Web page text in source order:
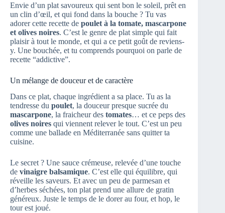
Envie d’un plat savoureux qui sent bon le soleil, prêt en
un clin d’œil, et qui fond dans la bouche ? Tu vas
adorer cette recette de poulet à la tomate, mascarpone
et olives noires. C’est le genre de plat simple qui fait
plaisir à tout le monde, et qui a ce petit goût de reviens-
y. Une bouchée, et tu comprends pourquoi on parle de
recette “addictive”.
Un mélange de douceur et de caractère
Dans ce plat, chaque ingrédient a sa place. Tu as la
tendresse du poulet, la douceur presque sucrée du
mascarpone, la fraicheur des tomates… et ce peps des
olives noires qui viennent relever le tout. C’est un peu
comme une ballade en Méditerranée sans quitter ta
cuisine.
Le secret ? Une sauce crémeuse, relevée d’une touche
de vinaigre balsamique. C’est elle qui équilibre, qui
réveille les saveurs. Et avec un peu de parmesan et
d’herbes séchées, ton plat prend une allure de gratin
généreux. Juste le temps de le dorer au four, et hop, le
tour est joué.